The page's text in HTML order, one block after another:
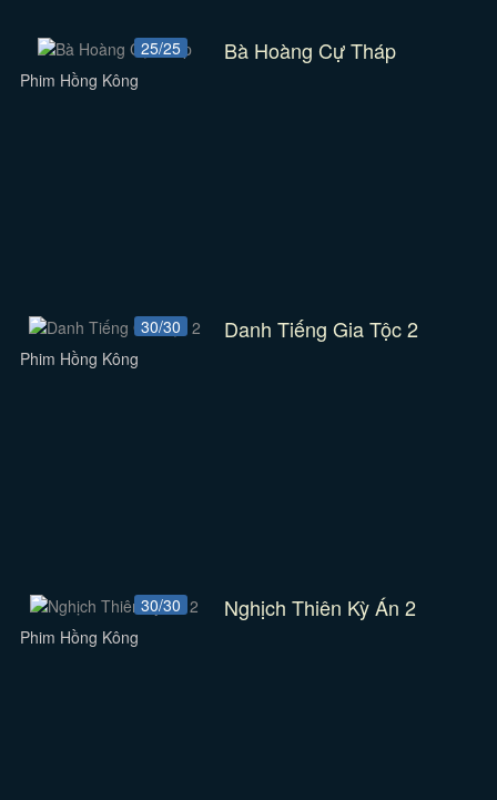
25/25 Bà Hoàng Cự Tháp
Phim Hồng Kông
30/30 Danh Tiếng Gia Tộc 2
Phim Hồng Kông
30/30 Nghịch Thiên Kỳ Án 2
Phim Hồng Kông